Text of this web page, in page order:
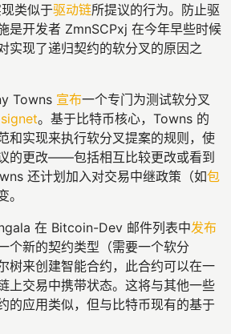
类似于驱动链所提议的行为。防止驱
是开发者 ZmnSCPxj 在今年早些时候
实现了递归契约的软分叉的原因之
Towns 宣布一个专门为测试软分叉
signet。基于比特币核心，Towns 的
和实现来执行软分叉提案的规则，使
的更改——包括相互比较更改或看到
还计划加入对交易中继政策（如包
在 Bitcoin-Dev 邮件列表中发布
个新的契约类型（需要一个软分
树来创建智能合约，此合约可以在一
上交易中携带状态。这将与其他一些
的应用类似，但与比特币现有的基于